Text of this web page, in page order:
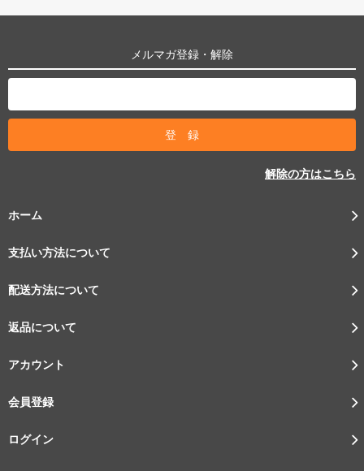
メルマガ登録・解除
解除の方はこちら
ホーム
支払い方法について
配送方法について
返品について
アカウント
会員登録
ログイン